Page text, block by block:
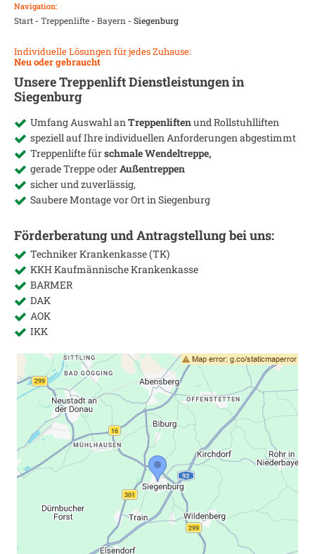
Navigation:
Start- Treppenlifte- Bayern - Siegenburg
Individuelle Lösungen für jedes Zuhause:
Neu oder gebraucht
Unsere Treppenlift Dienstleistungen in
Siegenburg
Umfang Auswahl anTreppenliftenund Rollstuhlliften
speziell auf Ihre individuellen Anforderungen abgestimmt
Treppenlifte fürschmale Wendeltreppe,
gerade Treppe oderAußentreppen
sicher und zuverlässig,
Saubere Montage vor Ort inSiegenburg
Förderberatung und Antragstellung bei uns:
Techniker Krankenkasse (TK)
KKH Kaufmännische Krankenkasse
BARMER
DAK
AOK
IKK